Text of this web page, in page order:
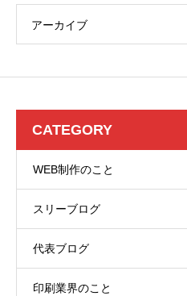
アーカイブ
CATEGORY
WEB制作のこと
スリーブログ
代表ブログ
印刷業界のこと